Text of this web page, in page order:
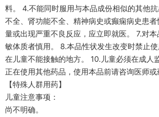
料。 4.不能同时服用与本品成份相似的其他
不全、肾功能不全、精神病史或癫痫病史患
量或出现严重不良反应，应立即就医。 7.对
敏体质者慎用。 8.本品性状发生改变时禁止
在儿童不能接触的地方。 10.儿童必须在成人
正在使用其他药品，使用本品前请咨询医师或
【特殊人群用药】
儿童注意事项：
尚不明确。